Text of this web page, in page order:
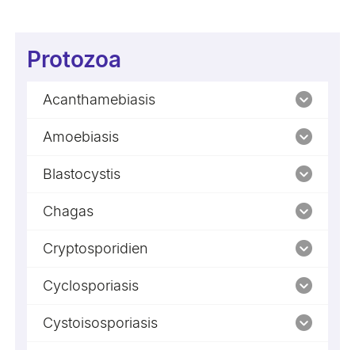
Protozoa
Acanthamebiasis
Amoebiasis
Blastocystis
Chagas
Cryptosporidien
Cyclosporiasis
Cystoisosporiasis